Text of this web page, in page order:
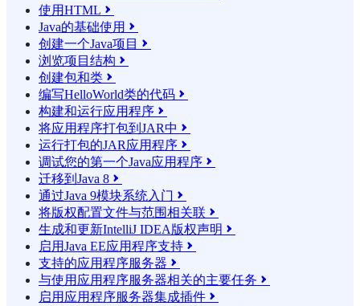
使用HTML 
Java的基础使用 
创建一个Java项目 
浏览项目结构 
创建包和类 
编写HelloWorld类的代码 
构建和运行应用程序 
将应用程序打包到JAR中 
运行打包的JAR应用程序 
调试您的第一个Java应用程序 
迁移到Java 8 
通过Java 9模块系统入门 
将版权配置文件与范围相关联 
生成和更新IntelliJ IDEA版权声明 
启用Java EE应用程序支持 
支持的应用程序服务器 
与使用应用程序服务器相关的主要任务 
启用应用程序服务器集成插件 